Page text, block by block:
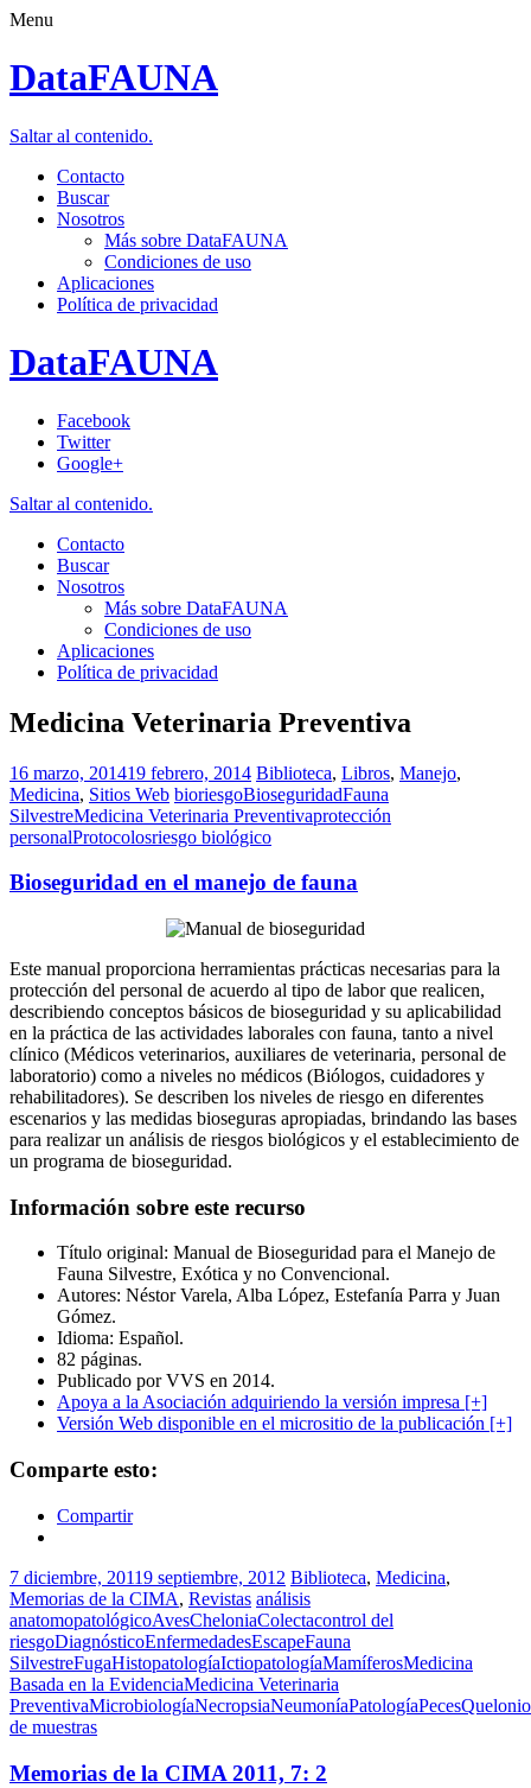
Menu
DataFAUNA
Saltar al contenido.
Contacto
Buscar
Nosotros
Más sobre DataFAUNA
Condiciones de uso
Aplicaciones
Política de privacidad
DataFAUNA
Facebook
Twitter
Google+
Saltar al contenido.
Contacto
Buscar
Nosotros
Más sobre DataFAUNA
Condiciones de uso
Aplicaciones
Política de privacidad
Medicina Veterinaria Preventiva
16 marzo, 201419 febrero, 2014 Biblioteca, Libros, Manejo,
Medicina, Sitios Web bioriesgoBioseguridadFauna
SilvestreMedicina Veterinaria Preventivaprotección
personalProtocolosriesgo biológico
Bioseguridad en el manejo de fauna
Este manual proporciona herramientas prácticas necesarias para la
protección del personal de acuerdo al tipo de labor que realicen,
describiendo conceptos básicos de bioseguridad y su aplicabilidad
en la práctica de las actividades laborales con fauna, tanto a nivel
clínico (Médicos veterinarios, auxiliares de veterinaria, personal de
laboratorio) como a niveles no médicos (Biólogos, cuidadores y
rehabilitadores). Se describen los niveles de riesgo en diferentes
escenarios y las medidas bioseguras apropiadas, brindando las bases
para realizar un análisis de riesgos biológicos y el establecimiento de
un programa de bioseguridad.
Información sobre este recurso
Título original: Manual de Bioseguridad para el Manejo de
Fauna Silvestre, Exótica y no Convencional.
Autores: Néstor Varela, Alba López, Estefanía Parra y Juan
Gómez.
Idioma: Español.
82 páginas.
Publicado por VVS en 2014.
Apoya a la Asociación adquiriendo la versión impresa [+]
Versión Web disponible en el micrositio de la publicación [+]
Comparte esto:
Compartir
7 diciembre, 20119 septiembre, 2012 Biblioteca, Medicina,
Memorias de la CIMA, Revistas análisis
anatomopatológicoAvesCheloniaColectacontrol del
riesgoDiagnósticoEnfermedadesEscapeFauna
SilvestreFugaHistopatologíaIctiopatologíaMamíferosMedicina
Basada en la EvidenciaMedicina Veterinaria
PreventivaMicrobiologíaNecropsiaNeumoníaPatologíaPeces
de muestras
Memorias de la CIMA 2011, 7: 2